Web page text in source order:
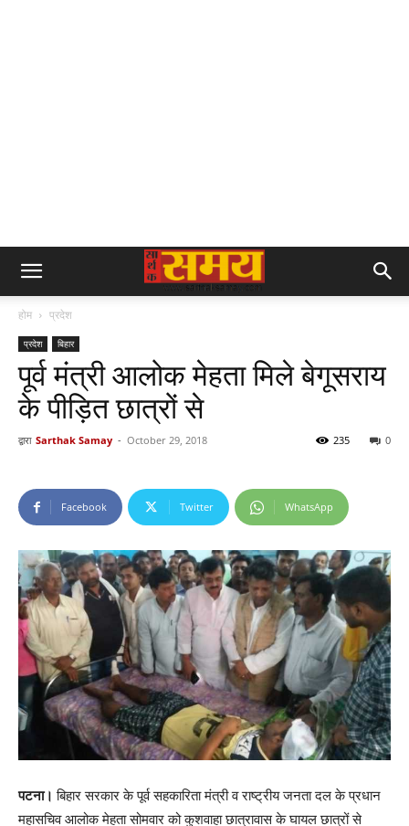
होम प्रदेश
प्रदेश बिहार
पूर्व मंत्री आलोक मेहता मिले बेगूसराय
के पीड़ित छात्रों से
द्वारा Sarthak Samay - October 29, 2018 0
235
Facebook Twitter WhatsApp
पटना। बिहार सरकार के पूर्व सहकारिता मंत्री व राष्ट्रीय जनता दल के प्रधान
महासचिव आलोक मेहता सोमवार को कुशवाहा छात्रावास के घायल छात्रों से